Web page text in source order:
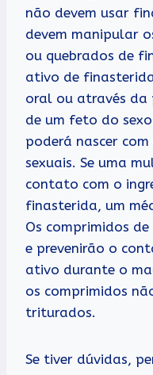
não devem usar
devem manipular
ou quebrados de
ativo de
oral ou através da
de um feto do
poderá nascer
sexuais. Se uma
contato com o
finasterida, um
Os comprimidos
e prevenirão o
ativo durante o
os comprimidos
triturados.
Se tiver dúvidas,